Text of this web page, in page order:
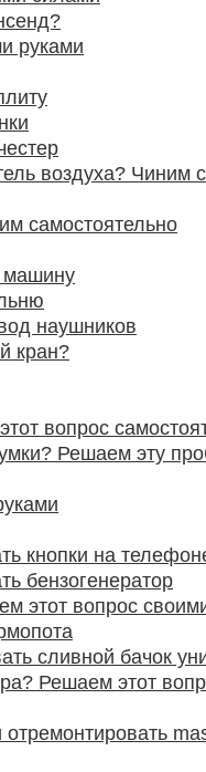
руками
воздуха? Чиним
самостоятельно
машину
наушников
кран?
вопрос
Решаем эту
кнопки на
бензогенератор
этот вопрос
сливной бачок
Решаем этот